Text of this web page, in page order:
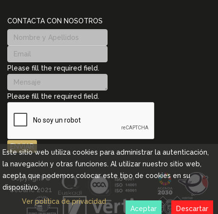
CONTACTA CON NOSOTROS
Please fill the required field.
Please fill the required field.
ENVIAR
Copyright ©
Cebanc 2021
Este sitio web utiliza cookies para administrar la autenticación,
la navegación y otras funciones. Al utilizar nuestro sitio web,
acepta que podemos colocar este tipo de cookies en su
dispositivo.
Ver política de privacidad
Descartar
Aceptar